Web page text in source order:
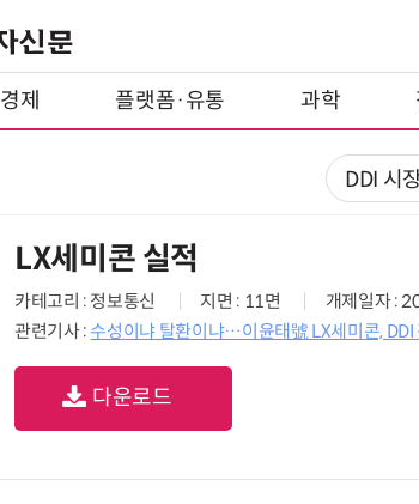
경제 플랫폼·유통 과학
LX세미콘 실적
카테고리 : 정보통신 지면 : 11면
개제일자 :
관련기사 :수성이냐 탈환이냐…이윤태號 LX세미콘, DDI
다운로드